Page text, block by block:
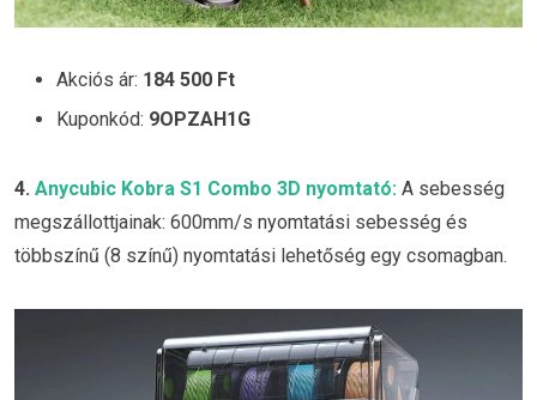
Akciós ár: 184 500 Ft
Kuponkód: 9OPZAH1G
4. Anycubic Kobra S1 Combo 3D nyomtató: A sebesség
megszállottjainak: 600mm/s nyomtatási sebesség és
többszínű (8 színű) nyomtatási lehetőség egy csomagban.